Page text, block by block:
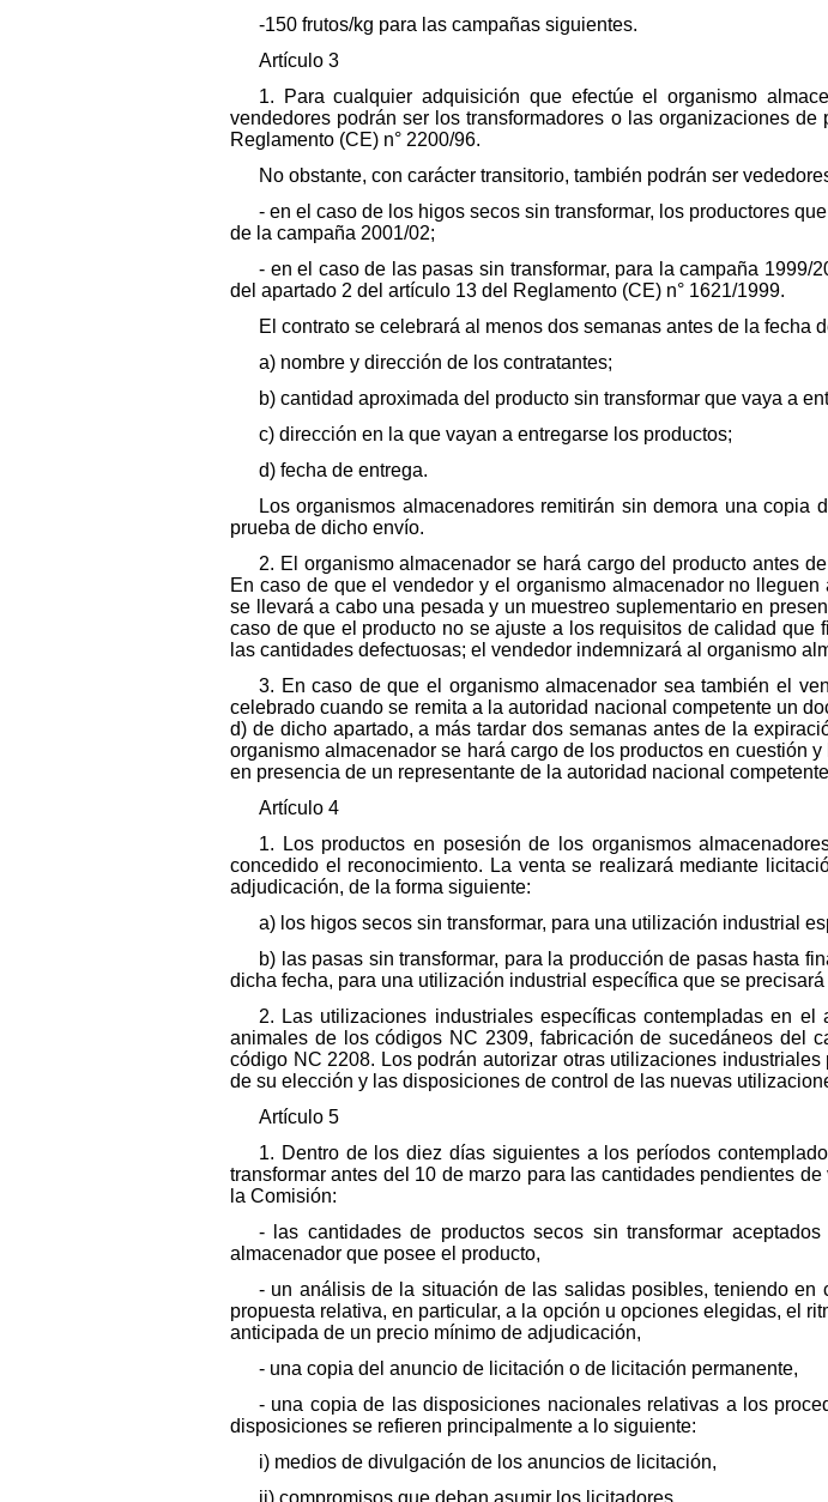
-150 frutos/kg para las campañas siguientes.
Artículo 3
1. Para cualquier adquisición que efectúe el organismo
vendedores podrán ser los transformadores o las organizaciones
Reglamento (CE) n° 2200/96.
No obstante, con carácter transitorio, también podrán ser
- en el caso de los higos secos sin transformar, los productores
de la campaña 2001/02;
- en el caso de las pasas sin transformar, para la campaña
del apartado 2 del artículo 13 del Reglamento (CE) n° 1621/1999.
El contrato se celebrará al menos dos semanas antes de la fecha
a) nombre y dirección de los contratantes;
b) cantidad aproximada del producto sin transformar que vaya a
c) dirección en la que vayan a entregarse los productos;
d) fecha de entrega.
Los organismos almacenadores remitirán sin demora una
prueba de dicho envío.
2. El organismo almacenador se hará cargo del producto antes
En caso de que el vendedor y el organismo almacenador no
se llevará a cabo una pesada y un muestreo suplementario en
caso de que el producto no se ajuste a los requisitos de calidad
las cantidades defectuosas; el vendedor indemnizará al organismo
3. En caso de que el organismo almacenador sea también el
celebrado cuando se remita a la autoridad nacional competente un
d) de dicho apartado, a más tardar dos semanas antes de la
organismo almacenador se hará cargo de los productos en cuestión
en presencia de un representante de la autoridad nacional
Artículo 4
1. Los productos en posesión de los organismos
concedido el reconocimiento. La venta se realizará mediante
adjudicación, de la forma siguiente:
a) los higos secos sin transformar, para una utilización industrial
b) las pasas sin transformar, para la producción de pasas hasta
dicha fecha, para una utilización industrial específica que se
2. Las utilizaciones industriales específicas contempladas en
animales de los códigos NC 2309, fabricación de sucedáneos del
código NC 2208. Los podrán autorizar otras utilizaciones
de su elección y las disposiciones de control de las nuevas
Artículo 5
1. Dentro de los diez días siguientes a los períodos
transformar antes del 10 de marzo para las cantidades pendientes
la Comisión:
- las cantidades de productos secos sin transformar
almacenador que posee el producto,
- un análisis de la situación de las salidas posibles, teniendo
propuesta relativa, en particular, a la opción u opciones elegidas, el
anticipada de un precio mínimo de adjudicación,
- una copia del anuncio de licitación o de licitación permanente,
- una copia de las disposiciones nacionales relativas a los
disposiciones se refieren principalmente a lo siguiente:
i) medios de divulgación de los anuncios de licitación,
ii) compromisos que deban asumir los licitadores,